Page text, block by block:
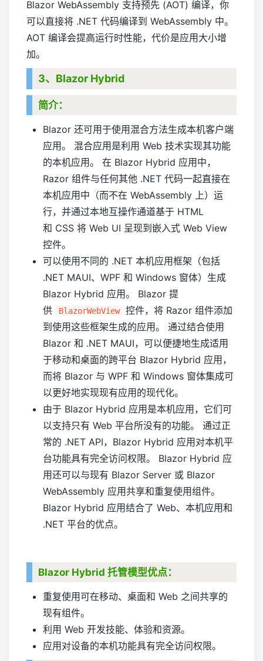
Blazor WebAssembly 支持预先 (AOT) 编译，你
可以直接将 .NET 代码编译到 WebAssembly 中。
AOT 编译会提高运行时性能，代价是应用大小增
加。
3、Blazor Hybrid
简介：
Blazor 还可用于使用混合方法生成本机客户端
应用。 混合应用是利用 Web 技术实现其功能
的本机应用。 在 Blazor Hybrid 应用中，
Razor 组件与任何其他 .NET 代码一起直接在
本机应用中（而不在 WebAssembly 上）运
行，并通过本地互操作通道基于 HTML
和 CSS 将 Web UI 呈现到嵌入式 Web View
控件。
可以使用不同的 .NET 本机应用框架（包括
.NET MAUI、WPF 和 Windows 窗体）生成
Blazor Hybrid 应用。 Blazor 提
供
BlazorWebView
控件，将 Razor 组件添加
到使用这些框架生成的应用。 通过结合使用
Blazor 和 .NET MAUI，可以便捷地生成适用
于移动和桌面的跨平台 Blazor Hybrid 应用，
而将 Blazor 与 WPF 和 Windows 窗体集成可
以更好地实现现有应用的现代化。
由于 Blazor Hybrid 应用是本机应用，它们可
以支持只有 Web 平台所没有的功能。 通过正
常的 .NET API，Blazor Hybrid 应用对本机平
台功能具有完全访问权限。 Blazor Hybrid 应
用还可以与现有 Blazor Server 或 Blazor
WebAssembly 应用共享和重复使用组件。
Blazor Hybrid 应用结合了 Web、本机应用和
.NET 平台的优点。
Blazor Hybrid 托管模型优点：
重复使用可在移动、桌面和 Web 之间共享的
现有组件。
利用 Web 开发技能、体验和资源。
应用对设备的本机功能具有完全访问权限。